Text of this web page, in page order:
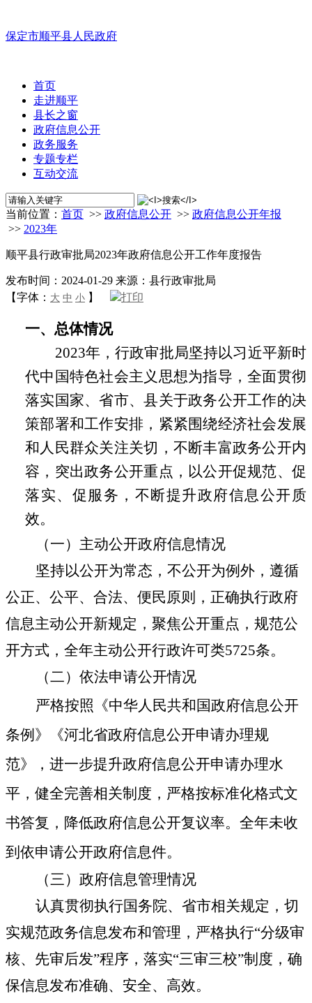
保定市顺平县人民政府
首页
走进顺平
县长之窗
政府信息公开
政务服务
专题专栏
互动交流
当前位置： 首页 >> 政府信息公开 >> 政府信息公开年报
>> 2023年
顺平县行政审批局2023年政府信息公开工作年度报告
发布时间：2024-01-29 来源：县行政审批局
【字体： 大 中 小 】 打印
一、 总体情况
2023年，行政审批局坚持以习近平新时
代中国特色社会主义思想为指导，全面贯彻
落实国家、省市、县关于政务公开工作的决
策部署和工作安排 ，紧紧围绕经济社会发展
和人民群众关注关切，不断丰富政务公开内
容，突出政务公开重点，以公开促规范、促
落实、促服务，不断提升政府信息公开质
效。
（一）主动公开政府信息情况
坚持以公开为常态，不公开为例外，遵循
公正、公平、合法、便民原则 ， 正确执行政府
信息主动公开新规定，聚焦公开重点，规范公
开方式 ， 全年主动公开行政许可类5725条。
（二）依法申请公开情况
严格按照《中华人民共和国政府信息公开
条例》《河北省政府信息公开申请办理规
范》，进一步提升政府信息公开申请办理水
平，健全完善相关制度， 严格按标准化格式文
书答复 ，降低政府信息公开复议率。全年未收
到依申请公开政府信息件。
（三）政府信息管理情况
认真贯彻执行国务院、 省市相关规定，切
实规范政务信息发布和管理，严格执行“分级审
核、先审后发”程序， 落实“三审三校”制度， 确
保信息发布准确、安全、高效。